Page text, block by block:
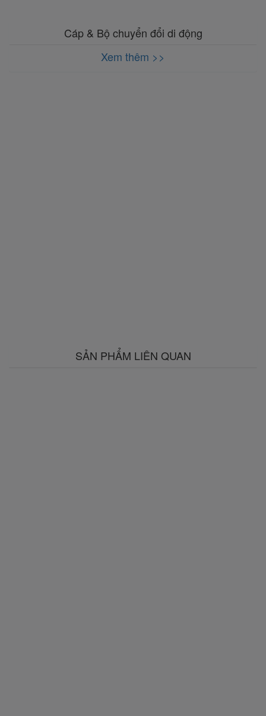
Cáp & Bộ chuyển đổi di động
Xem thêm >>
SẢN PHẨM LIÊN QUAN